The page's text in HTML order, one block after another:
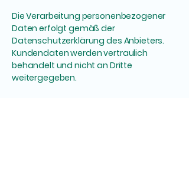
Die Verarbeitung personenbezogener
Daten erfolgt gemäß der
Datenschutzerklärung des Anbieters.
Kundendaten werden vertraulich
behandelt und nicht an Dritte
weitergegeben.